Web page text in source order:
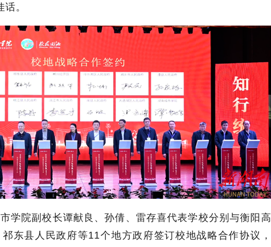
。
学院副校长谭献良、孙倩、雷存喜代表学校分别与衡阳高
东县人民政府等11个地方政府签订校地战略合作协议，